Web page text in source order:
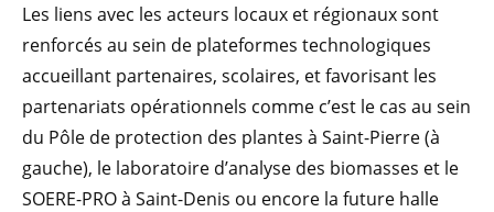
Les liens avec les acteurs locaux et régionaux sont
renforcés au sein de plateformes technologiques
accueillant partenaires, scolaires, et favorisant les
partenariats opérationnels comme c’est le cas au sein
du Pôle de protection des plantes à Saint-Pierre (à
gauche), le laboratoire d’analyse des biomasses et le
SOERE-PRO à Saint-Denis ou encore la future halle